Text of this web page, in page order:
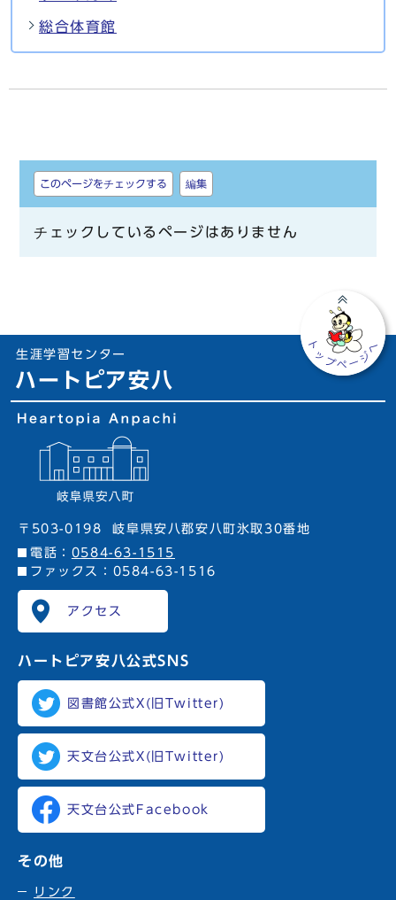
総合体育館
しおり
このページをチェックする 編集
チェックしているページはありません
生涯学習センター
ハートピア安八
〒503-0198
岐阜県安八郡安八町氷取30番地
電話： 0584-63-1515
ファックス：0584-63-1516
アクセス
ハートピア安八公式SNS
図書館公式X(旧Twitter)
天文台公式X(旧Twitter)
天文台公式Facebook
その他
リンク